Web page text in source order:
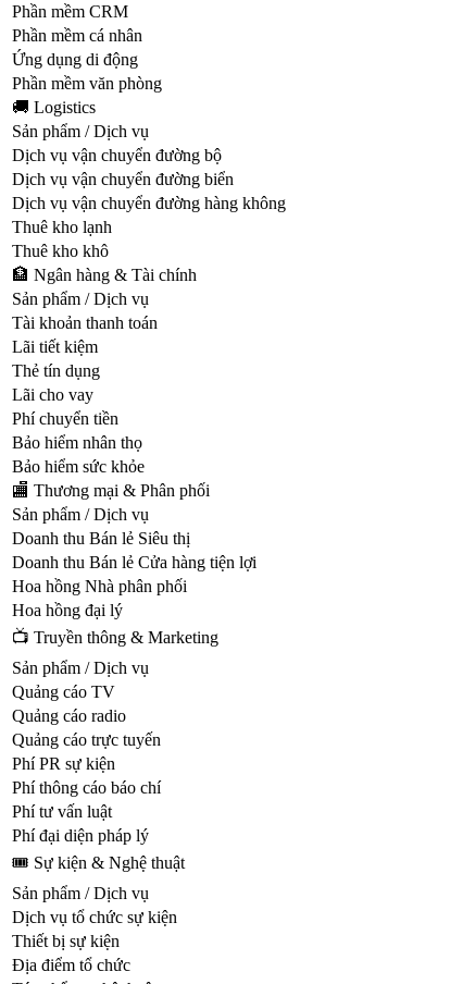
Phần mềm CRM
Phần mềm cá nhân
Ứng dụng di động
Phần mềm văn phòng
🚚 Logistics
Sản phẩm / Dịch vụ
Dịch vụ vận chuyển đường bộ
Dịch vụ vận chuyển đường biển
Dịch vụ vận chuyển đường hàng không
Thuê kho lạnh
Thuê kho khô
🏦 Ngân hàng & Tài chính
Sản phẩm / Dịch vụ
Tài khoản thanh toán
Lãi tiết kiệm
Thẻ tín dụng
Lãi cho vay
Phí chuyển tiền
Bảo hiểm nhân thọ
Bảo hiểm sức khỏe
🏬 Thương mại & Phân phối
Sản phẩm / Dịch vụ
Doanh thu Bán lẻ Siêu thị
Doanh thu Bán lẻ Cửa hàng tiện lợi
Hoa hồng Nhà phân phối
Hoa hồng đại lý
📺 Truyền thông & Marketing
Sản phẩm / Dịch vụ
Quảng cáo TV
Quảng cáo radio
Quảng cáo trực tuyến
Phí PR sự kiện
Phí thông cáo báo chí
Phí tư vấn luật
Phí đại diện pháp lý
🎟️ Sự kiện & Nghệ thuật
Sản phẩm / Dịch vụ
Dịch vụ tổ chức sự kiện
Thiết bị sự kiện
Địa điểm tổ chức